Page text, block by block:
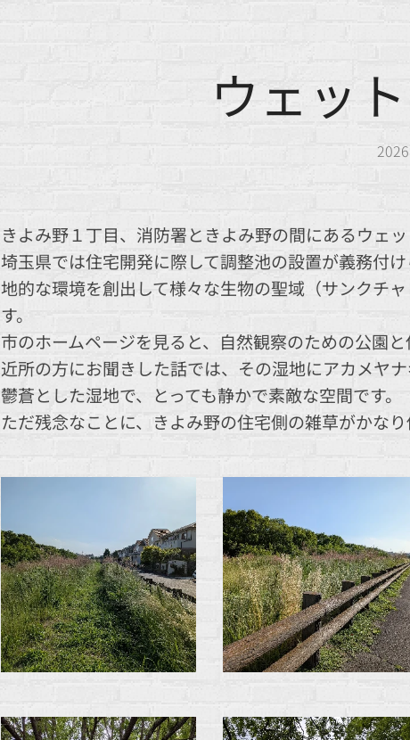
ウェッ
きよみ野１丁目、消防署ときよみ野の間にあるウェッ
埼玉県では住宅開発に際して調整池の設置が義務付
地的な環境を創出して様々な生物の聖域（サンクチ
す。
市のホームページを見ると、自然観察のための公園と
近所の方にお聞きした話では、その湿地にアカメヤ
鬱蒼とした湿地で、とっても静かで素敵な空間です。
ただ残念なことに、きよみ野の住宅側の雑草がかなり